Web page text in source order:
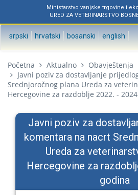
Ministarstvo vanjske trgovine i
URED ZA VETERINARSTVO
srpski hrvatski bosanski english
Početna Aktualno
Obavještenja
Javni poziv za dostavljanje
Srednjoročnog plana Ureda za
Hercegovine za razdoblje 2022. -
Javni poziv za
komentara na nacrt
Ureda za
Hercegovine za
godina